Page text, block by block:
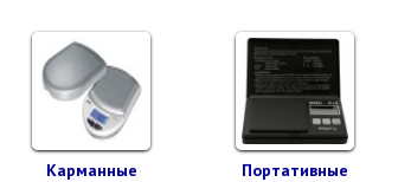
Карманные
Портативные